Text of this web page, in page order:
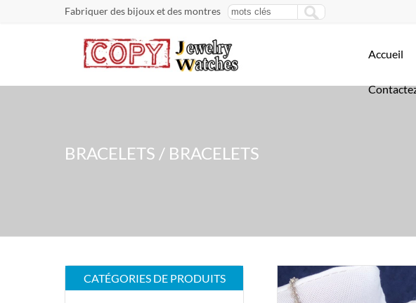
Fabriquer des bijoux et des montres
Accueil
BRACELETS / BRACELETS
CATÉGORIES DE PRODUITS